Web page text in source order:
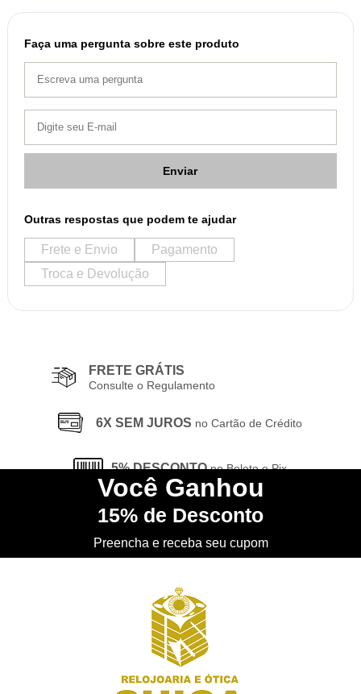
Faça uma pergunta sobre este produto
Enviar
Outras respostas que podem te ajudar
Frete e Envio
Pagamento
Troca e Devolução
FRETE GRÁTIS
Consulte o Regulamento
6X SEM JUROS no Cartão de Crédito
5% DESCONTO no Boleto e Pix
CONHEÇA nossa Loja Física
Você Ganhou
15% de Desconto
Preencha e receba seu cupom